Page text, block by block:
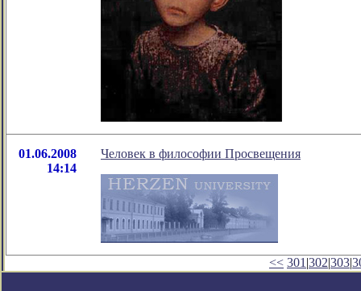
01.06.2008
14:14
Человек в философии Просвещения
<< 301 |302|303|